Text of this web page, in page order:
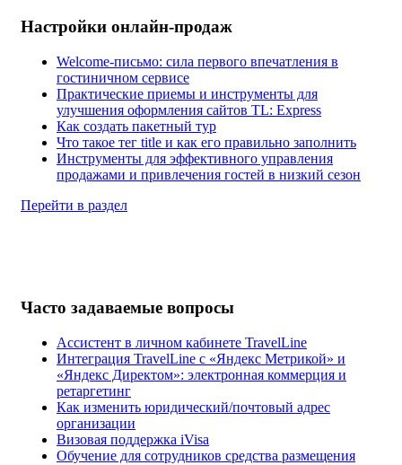
Настройки онлайн-продаж
Welcome-письмо: сила первого впечатления в
гостиничном сервисе
Практические приемы и инструменты для
улучшения оформления сайтов TL: Express
Как создать пакетный тур
Что такое тег title и как его правильно заполнить
Инструменты для эффективного управления
продажами и привлечения гостей в низкий сезон
Перейти в раздел
Часто задаваемые вопросы
Ассистент в личном кабинете TravelLine
Интеграция TravelLine с «Яндекс Метрикой» и
«Яндекс Директом»: электронная коммерция и
ретаргетинг
Как изменить юридический/почтовый адрес
организации
Визовая поддержка iVisa
Обучение для сотрудников средства размещения